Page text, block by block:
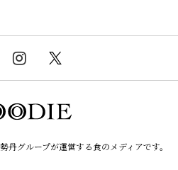
グループが運営する食のメディアです。